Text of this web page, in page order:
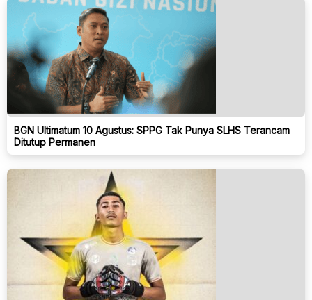
BGN Ultimatum 10 Agustus: SPPG Tak Punya SLHS Terancam
Ditutup Permanen